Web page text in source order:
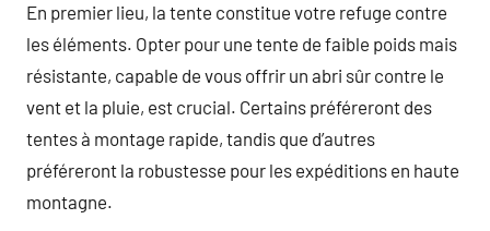
En premier lieu, la tente constitue votre refuge contre
les éléments. Opter pour une tente de faible poids mais
résistante, capable de vous offrir un abri sûr contre le
vent et la pluie, est crucial. Certains préféreront des
tentes à montage rapide, tandis que d’autres
préféreront la robustesse pour les expéditions en haute
montagne.